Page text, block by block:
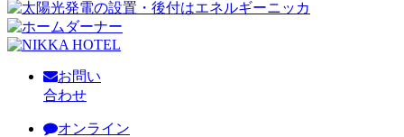
お問い
合わせ
オンライン